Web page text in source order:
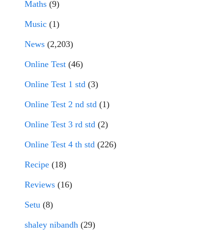
Maths (9)
Music (1)
News (2,203)
Online Test (46)
Online Test 1 std (3)
Online Test 2 nd std (1)
Online Test 3 rd std (2)
Online Test 4 th std (226)
Recipe (18)
Reviews (16)
Setu (8)
shaley nibandh (29)